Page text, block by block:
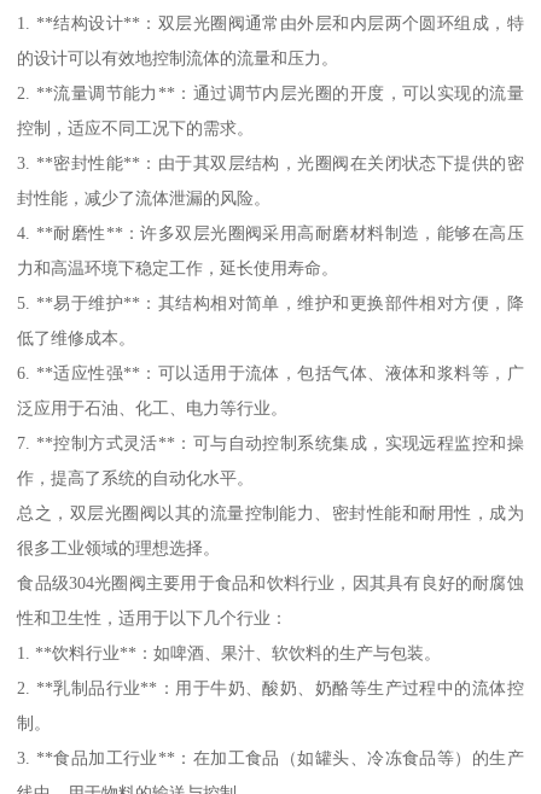
1. **结构设计**：双层光圈阀通常由外层和内层两个圆环组成，特
的设计可以有效地控制流体的流量和压力。
2. **流量调节能力**：通过调节内层光圈的开度，可以实现的流量
控制，适应不同工况下的需求。
3. **密封性能**：由于其双层结构，光圈阀在关闭状态下提供的密
封性能，减少了流体泄漏的风险。
4. **耐磨性**：许多双层光圈阀采用高耐磨材料制造，能够在高压
力和高温环境下稳定工作，延长使用寿命。
5. **易于维护**：其结构相对简单，维护和更换部件相对方便，降
低了维修成本。
6. **适应性强**：可以适用于流体，包括气体、液体和浆料等，广
泛应用于石油、化工、电力等行业。
7. **控制方式灵活**：可与自动控制系统集成，实现远程监控和操
作，提高了系统的自动化水平。
总之，双层光圈阀以其的流量控制能力、密封性能和耐用性，成为
很多工业领域的理想选择。
食品级304光圈阀主要用于食品和饮料行业，因其具有良好的耐腐蚀
性和卫生性，适用于以下几个行业：
1. **饮料行业**：如啤酒、果汁、软饮料的生产与包装。
2. **乳制品行业**：用于牛奶、酸奶、奶酪等生产过程中的流体控
制。
3. **食品加工行业**：在加工食品（如罐头、冷冻食品等）的生产